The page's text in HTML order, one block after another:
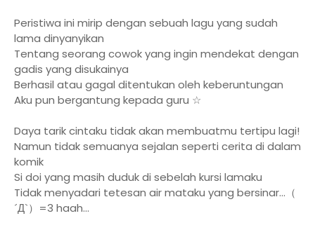
Peristiwa ini mirip dengan sebuah lagu yang sudah
lama dinyanyikan
Tentang seorang cowok yang ingin mendekat dengan
gadis yang disukainya
Berhasil atau gagal ditentukan oleh keberuntungan
Aku pun bergantung kepada guru ☆
Daya tarik cintaku tidak akan membuatmu tertipu lagi!
Namun tidak semuanya sejalan seperti cerita di dalam
komik
Si doi yang masih duduk di sebelah kursi lamaku
Tidak menyadari tetesan air mataku yang bersinar...（
´Д`）=3 haah...